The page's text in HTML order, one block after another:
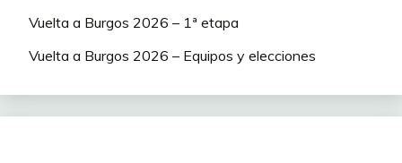
Vuelta a Burgos 2026 – 1ª etapa
Vuelta a Burgos 2026 – Equipos y elecciones